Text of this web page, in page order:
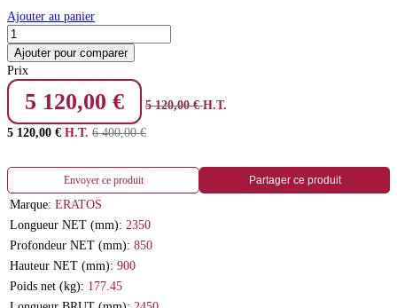
Ajouter au panier
Ajouter pour comparer
Prix
5 120,00 € 5 120,00€ H.T.
5 120,00 € H.T. 6 400,00€
Envoyer ce produit Partager ce produit
Marque: ERATOS
Longueur NET (mm): 2350
Profondeur NET (mm): 850
Hauteur NET (mm): 900
Poids net (kg): 177.45